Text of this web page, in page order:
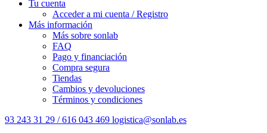
Tu cuenta
Acceder a mi cuenta / Registro
Más información
Más sobre sonlab
FAQ
Pago y financiación
Compra segura
Tiendas
Cambios y devoluciones
Términos y condiciones
93 243 31 29 / 616 043 469 logistica@sonlab.es